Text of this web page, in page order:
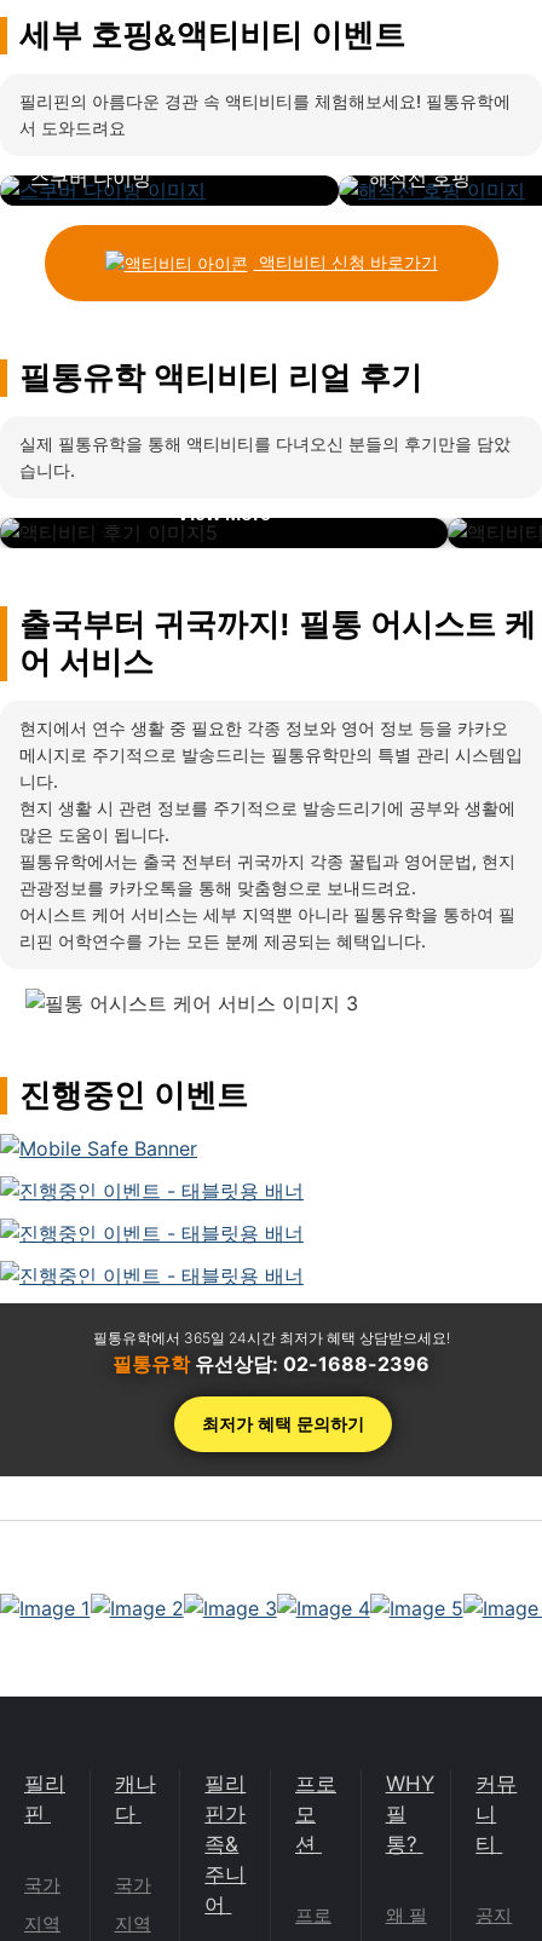
세부 호핑&액티비티 이벤트
필리핀의 아름다운 경관 속 액티비티를 체험해보세요! 필통유학에
서 도와드려요
초심자부터 숙련자까지 모두 즐기는
스쿠버 다이빙 해적선 호핑
액티비티 신청 바로가기
필통유학 액티비티 리얼 후기
실제 필통유학을 통해 액티비티를 다녀오신 분들의 후기만을 담았
습니다.
- View More -
출국부터 귀국까지! 필통 어시스트 케
어 서비스
현지에서 연수 생활 중 필요한 각종 정보와 영어 정보 등을 카카오
메시지로 주기적으로 발송드리는 필통유학만의 특별 관리 시스템입
니다.
현지 생활 시 관련 정보를 주기적으로 발송드리기에 공부와 생활에
많은 도움이 됩니다.
필통유학에서는 출국 전부터 귀국까지 각종 꿀팁과 영어문법, 현지
관광정보를 카카오톡을 통해 맞춤형으로 보내드려요.
어시스트 케어 서비스는 세부 지역뿐 아니라 필통유학을 통하여 필
리핀 어학연수를 가는 모든 분께 제공되는 혜택입니다.
진행중인 이벤트
필통유학에서 365일 24시간 최저가 혜택 상담받으세요!
필통유학유선상담: 02-1688-2396
최저가 혜택 문의하기
필리
핀
국가
지역
캐나
다
국가
지역
필리
핀가
족&
주니
어
프로
모
션
프로
WHY
필
통?
왜 필
커뮤
니
티
공지